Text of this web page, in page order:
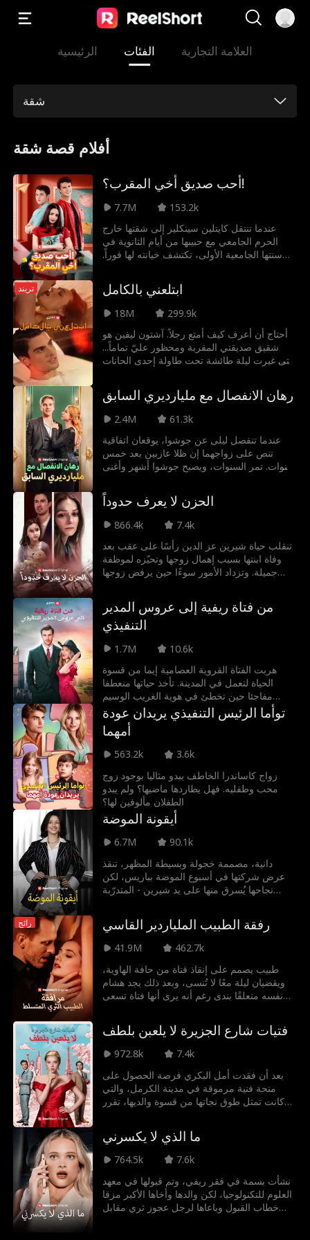
الرئيسية الفئات العلامة التجارية
شقة
أفلام قصة شقة
أحب صديق أخي المقرب؟!
7.7M
153.2k
عندما تنتقل كايتلين سينكلير إلى شقتها خارج
الحرم الجامعي مع حبيبها من أيام الثانوية في
سنتها الجامعية الأولى، تكتشف خيانته لها فوراً.
ومشاركة السكن مع صديقه المفضل الذي يكمل
دراساته العليا في الجامعة ذاتها. وحين تتأجج
مشاعر الحب القديمة مجدداً، يواجه كايتلين وكول
تحديات علاقتهما الجديدة متصديين لمحاولات
الأحباء السابقين والفتيات اللئيمات، والأسوأ من
ذلك كله، شقيق كايتلين، لتفريقهما.
تريند ابتلعني بالكامل
18M
299.9k
أحتاج أن أعرف كيف أمتع رجلاً. آشتون ليفين هو
شقيق صديقتي المقربة ومحظور عليّ تماماً...
حتى غيرت ليلة طائشة تحت طاولة إحدى الحانات
لا تقبيل. لا مضاجعة. لا وقوع في الحب. ولكن كلما
استخدمت جسدي باسم التجربة، أدركت أكثر أن
مجرد الصداقة لا تكفي. هل من المبالغة أن أرغب
في كل شيء معه؟
رهان الانفصال مع مليارديري السابق
2.4M
61.3k
عندما تنفصل ليلى عن جوشوا، يوقعان اتفاقية
تنص على زواجهما إن ظلا عازبين بعد خمس
سنوات. تمر السنوات، ويصبح جوشوا أشهر وأغنى
المطعم الذي تعمل فيه ليلى. يطالبها جوشوا
بالوفاء بالعقد، لكن بسبب تدهور حالتها الصحية،
تكذب ليلى وتخبره بأنها مخطوبة. رغم ذلك،
يشتعل الحب بينهما وتستحيل مقاومته. فهل
سيكتشف جوشوا كذبة ليلى؟ وهل يمكنهما
تعويض ما فاتهما ليعودا معاً وينتصر حبهما؟
الحزن لا يعرف حدوداً
866.4k
7.4k
تنقلب حياة شيرين عز الدين رأسًا على عقب بعد
وفاة ابنتها بسبب إهمال زوجها وتحيّزه لموظفة
جميلة. وتزداد الأمور سوءًا حين يرفض زوجها
من فتاة ريفية إلى عروس المدير
التنفيذي
1.7M
10.6k
هربت الفتاة القروية العصامية إيما من قسوة
الحياة لتعمل في المدينة. تأخذ حياتها منعطفا
مفاجئا حين تخطئ في هوية الغريب الوسيم
ويليام وتجبر على الزواج منه، غافلة أنه المدير
التنفيذي لشركة إيرفينغ. ورغم أملهما في الطلاق
السريع، تشتعل شرارة الحب بينهما بمجرد
عيشهما معا. وللاعتراف بمشاعرهما وإنقاذ الشركة
من الوقوع في الأيدي الخطأ، يتعين على إيما
وويليام مواجهة العقبات والأشرار الذين يهددون
قصة حبهما الناشئة.
توأما الرئيس التنفيذي يريدان عودة
أمهما
563.2k
3.6k
زواج كاساندرا الخاطف يبدو مثاليا بوجود زوج
محب وطفليه. فهل يطاردها ماضيها؟ ولم يبدو
الطفلان مألوفين لها؟
أيقونة الموضة
6.7M
90.1k
دانية، مصممة خجولة وبسيطة المظهر، تنقذ
عرض شركتها في أسبوع الموضة بباريس، لكن
نجاحها يُسرق منها على يد شيرين - المتدرّبة
من العمل بإيعازٍ من ابنة المدير المتعطشة
للسلطة. ولكن حين توظف دار أزياء منافسة دانية
لديها، يحدث لها تحوّل هائل، فتقرّر أن تبرز موهبتها
في التصميم وتستعيد لقبها الذي تستحقه: "ملكة
الأزياء الراقية.
رائج رفقة الطبيب الملياردير القاسي
41.9M
462.7k
طبيب يصمم على إنقاذ فتاة من حافة الهاوية،
ويقضيان ليلة معًا لا تُنسى، وبعد ذلك يجد هشام
نفسه متعلقًا بندى رغم أنه يرى أنها فتاة تسعى
فتيات شارع الجزيرة لا يلعبن بلطف
972.8k
7.4k
بعد أن فقدت أمل البكري فرصة الحصول على
منحة فنية مرموقة في مدينة الكرمل، والتي
كانت تمثل طوق نجاتها من قسوة والديها، تقرر
الشاب الثري خالد المالكي، الذي يمثل لها بوابة
لتحقيق أحلامها مرة أخرى. إلا أن الأمور تأخذ
منحنى غير متوقع عندما تجد نفسها تقع في حب
مراد البرهان، صديق خالد المقرب، ووريث إحدى
العائلات الثرية في الجانب الشرقي. مراد ليس
مجرد تهديد لحياتها الجديدة، بل يمتلك القدرة على
ما الذي لا يكسرني
764.5k
7.6k
نشأت بسمة في فقر ريفي، وتم قبولها في معهد
العلوم للتكنولوجيا، لكن والدها وأخاها الأكبر مزقا
خطاب القبول وباعاها لرجل عجوز ثري مقابل